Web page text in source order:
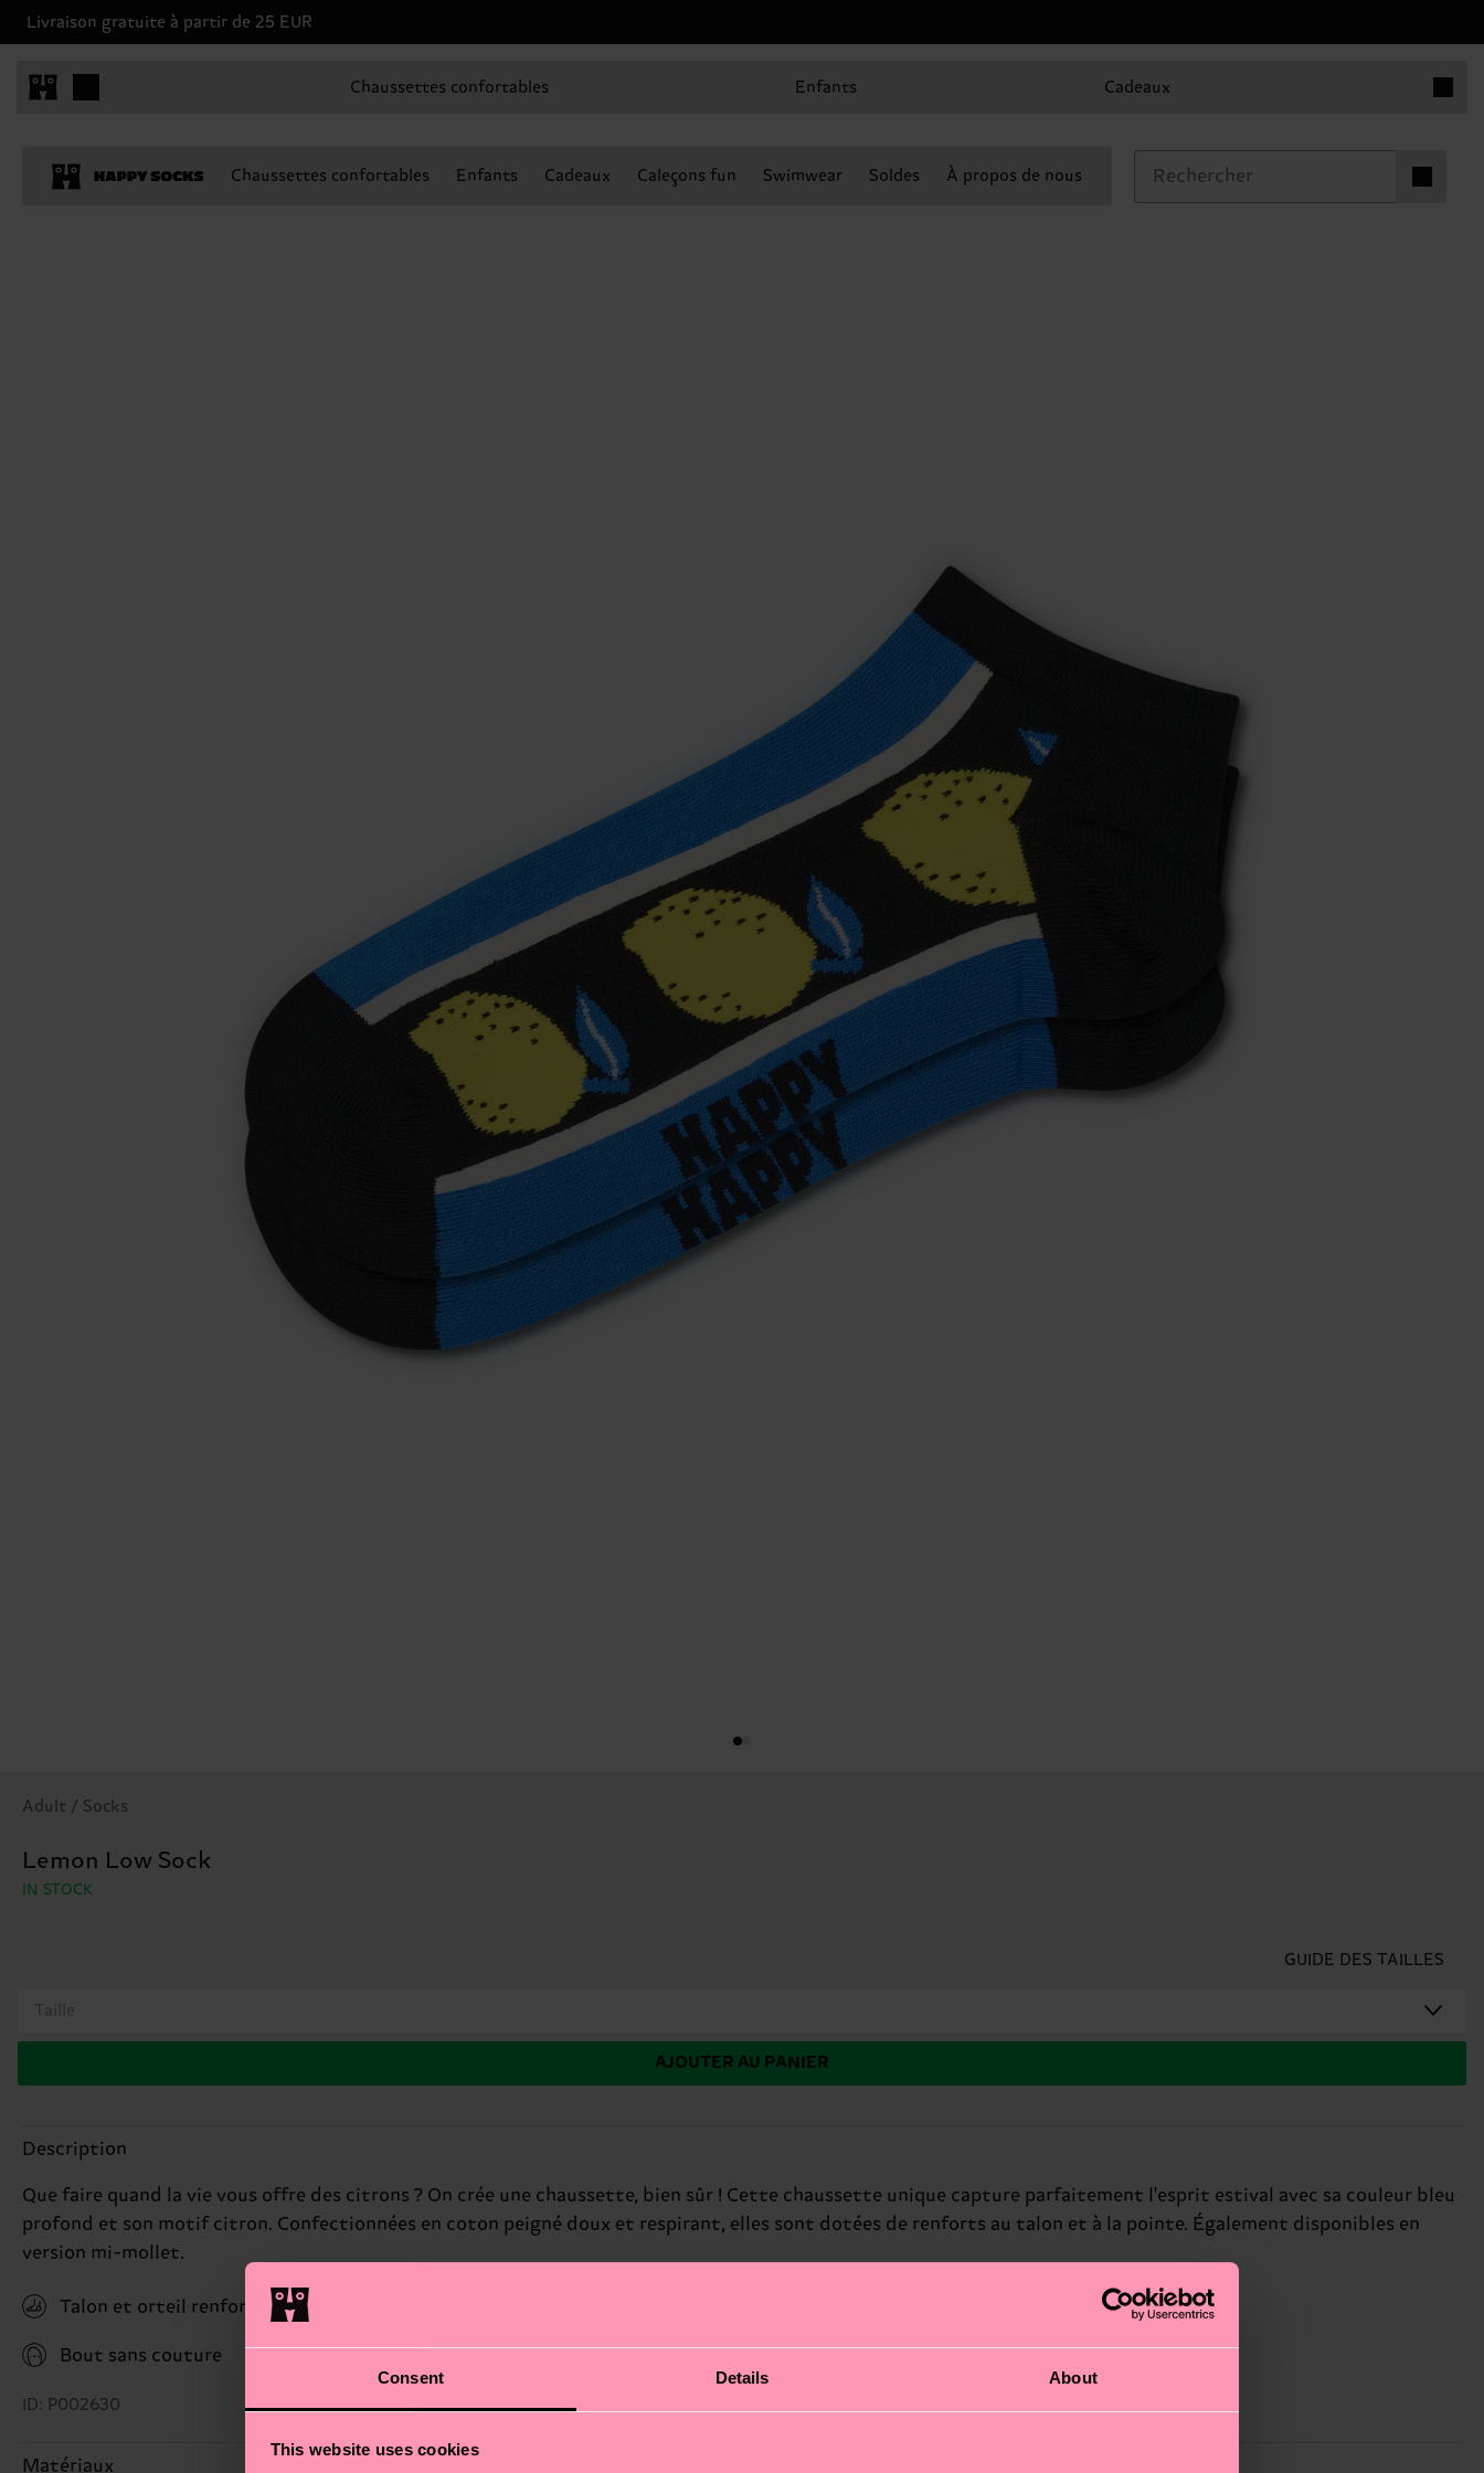
Consent Details About
This website uses cookies
Livraison gratuite à partir de 25 EUR
Chaussettes confortables Enfants Cadeaux
Chaussettes confortables Enfants Cadeaux Caleçons fun Swimwear Soldes À propos de nous
Adult / Socks
Lemon Low Sock
IN STOCK
GUIDE DES TAILLES
Taille
AJOUTER AU PANIER
Description
Que faire quand la vie vous offre des citrons ? On crée une chaussette, bien sûr ! Cette chaussette unique capture parfaitement l'esprit estival avec sa couleur bleu
profond et son motif citron. Confectionnées en coton peigné doux et respirant, elles sont dotées de renforts au talon et à la pointe. Également disponibles en
version mi-mollet.
Talon et orteil renforcés
Bout sans couture
ID: P002630
Matériaux